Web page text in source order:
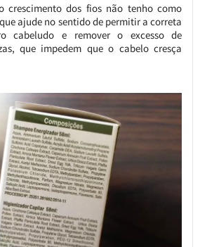
crescimento dos fios não tenho como
ajude no sentido de permitir a correta
cabeludo e remover o excesso de
que impedem que o cabelo cresça